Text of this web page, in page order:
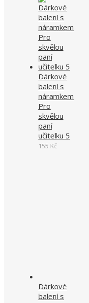
Dárkové
balení s
náramkem
Pro
skvělou
paní
učitelku 5
155 Kč
Dárkové
balení s